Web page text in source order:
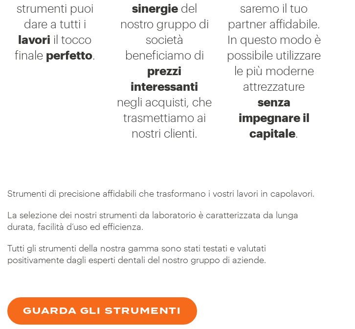
strumenti puoi
dare a tutti i
lavori il tocco
finale perfetto.
sinergiedel
nostro gruppo di
società
beneficiamo di
prezzi
interessanti
negli acquisti, che
trasmettiamo ai
nostri clienti.
saremo il tuo
partner affidabile.
In questo modo è
possibile utilizzare
le più moderne
attrezzature
senza
impegnare il
capitale.
Strumenti di precisione affidabili che trasformano i vostri lavori in capolavori.
La selezione dei nostri strumenti da laboratorio è caratterizzata da lunga
durata, facilità d’uso ed efficienza.
Tutti gli strumenti della nostra gamma sono stati testati e valutati
positivamente dagli esperti dentali del nostro gruppo di aziende.
GUARDA GLI STRUMENTI